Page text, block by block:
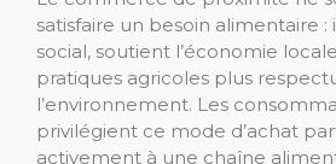
satisfaire un besoin alimentaire :
social, soutient l’économie
pratiques agricoles plus
l’environnement. Les
privilégient ce mode d’achat
activement à une chaîne